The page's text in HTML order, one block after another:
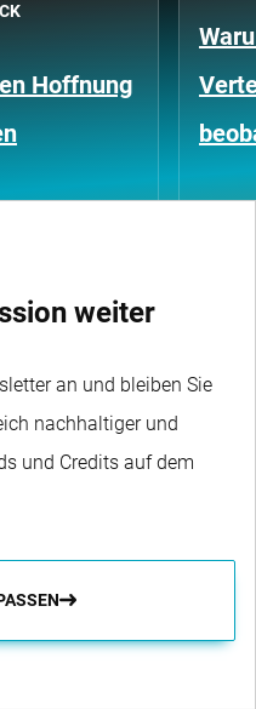
Hoffnung
weiter
an und bleiben Sie
nachhaltiger und
und Credits auf dem